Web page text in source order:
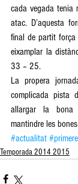
cada vegada tenia
atac. D’aquesta
final de partit
eixamplar la
33 – 25.
La propera
complicada pista
allargar la
mantindre les
#actualitat
Temporada 2014 2015